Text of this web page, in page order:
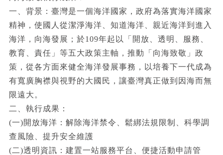
一、背景：臺灣是一個海洋國家，政府為落實海洋國家
精神，使國人從潔淨海洋、知道海洋、親近海洋到進入
海洋，向海發展；於109年起以「開放、透明、服務、
教育、責任」等五大政策主軸，推動「向海致敬」政
策，從各方面來健全海洋發展事務，以培養下一代成為
有寬廣胸襟與視野的大國民，讓臺灣真正做到因海而無
限遠大。
二、執行成果：
(一)開放海洋：解除海洋禁令、鬆綁法規限制、科學調
查風險、提升安全維護
(二)透明資訊：建置一站服務平台、便捷活動申請管